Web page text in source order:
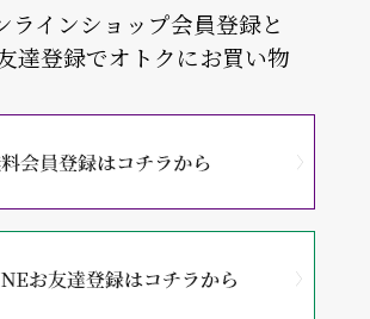
ラインショップ会員登録と
達登録でオトクにお買い物